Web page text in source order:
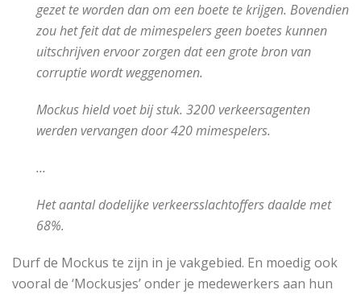
gezet te worden dan om een boete te krijgen. Bovendien
zou het feit dat de mimespelers geen boetes kunnen
uitschrijven ervoor zorgen dat een grote bron van
corruptie wordt weggenomen.
Mockus hield voet bij stuk. 3200 verkeersagenten
werden vervangen door 420 mimespelers.
…
Het aantal dodelijke verkeersslachtoffers daalde met
68%.
Durf de Mockus te zijn in je vakgebied. En moedig ook
vooral de ‘Mockusjes’ onder je medewerkers aan hun